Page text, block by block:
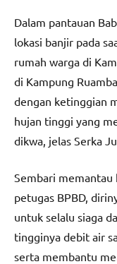
Dalam pantauan
lokasi banjir pada
rumah warga di
di Kampung
dengan ketinggian
hujan tinggi yang
dikwa, jelas Serka
Sembari memantau
petugas BPBD,
untuk selalu siaga
tingginya debit air
serta membantu